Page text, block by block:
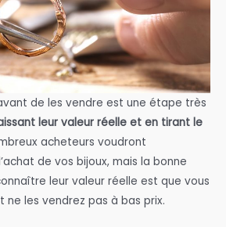
de les vendre est une étape très
leur valeur réelle et en tirant le
acheteurs voudront
de vos bijoux, mais la bonne
leur valeur réelle est que vous
ne les vendrez pas à bas prix.